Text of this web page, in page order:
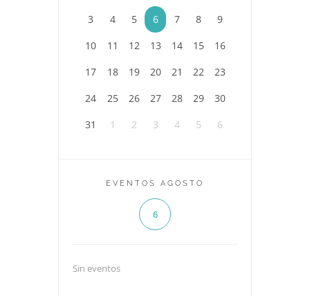
3
4 5 6 7 8
9
10
11 12 13 14 15
16
17
18 19 20 21 22
23
24
25 26 27 28 29
30
31
1 2 3 4 5 6
EVENTOS AGOSTO
6
Sin eventos